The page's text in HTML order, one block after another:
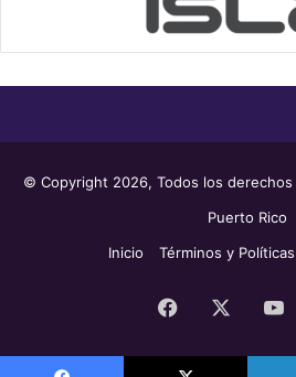
© Copyright 2026, Todos los
Puerto Rico
Inicio
Términos y Políticas
Facebook